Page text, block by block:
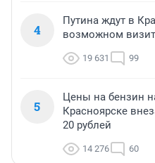
4
Путина ждут в
возможном
19 631 99
5
Цены на бензин
Красноярске
20 рублей
14 276 60